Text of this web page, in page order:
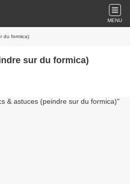
MENU
du formica)
sur du formica)